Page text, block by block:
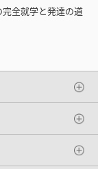
完全就学と発達の道